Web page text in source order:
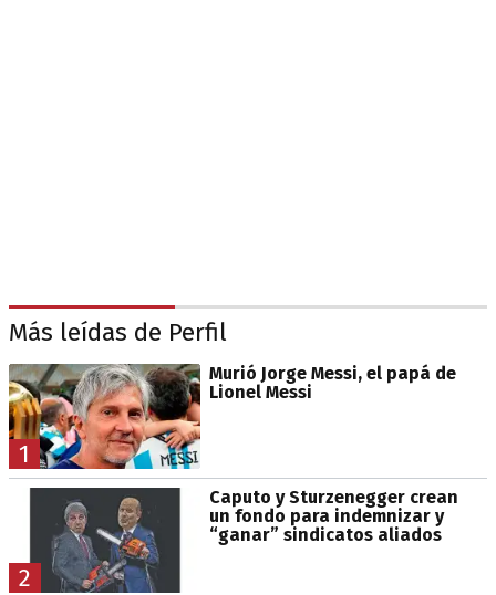
Más leídas de Perfil
1
Murió Jorge Messi, el papá de
Lionel Messi
2
Caputo y Sturzenegger crean
un fondo para indemnizar y
“ganar” sindicatos aliados